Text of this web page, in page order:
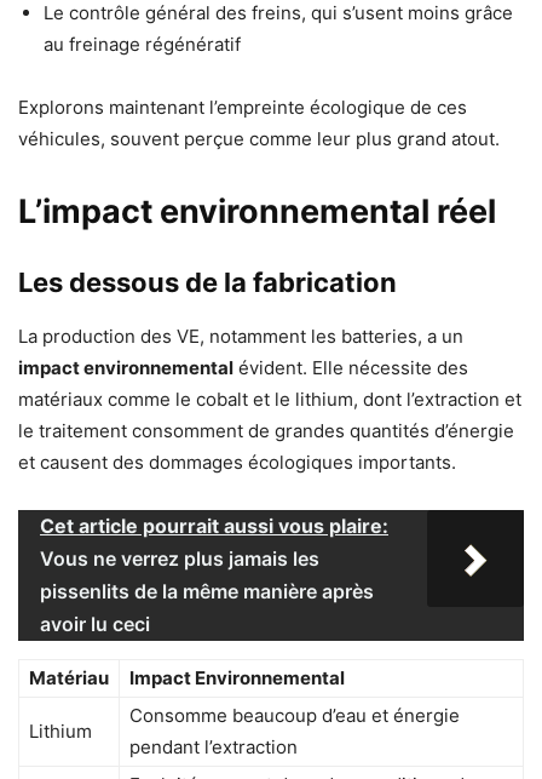
Le contrôle général des freins, qui s’usent moins grâce
au freinage régénératif
Explorons maintenant l’empreinte écologique de ces
véhicules, souvent perçue comme leur plus grand atout.
L’impact environnemental réel
Les dessous de la fabrication
La production des VE, notamment les batteries, a un
impact environnemental évident. Elle nécessite des
matériaux comme le cobalt et le lithium, dont l’extraction et
le traitement consomment de grandes quantités d’énergie
et causent des dommages écologiques importants.
Cet article pourrait aussi vous plaire:
Vous ne verrez plus jamais les
pissenlits de la même manière après
avoir lu ceci
Matériau Impact Environnemental
Lithium
Consomme beaucoup d’eau et énergie
pendant l’extraction